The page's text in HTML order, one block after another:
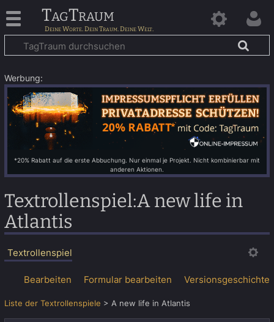
TagTraum
Werbung:
*20% Rabatt auf die erste Abbuchung. Nur einmal je Projekt. Nicht kombinierbar mit
anderen Aktionen.
Textrollenspiel:A new life in
Atlantis
Textrollenspiel
Bearbeiten Formular bearbeiten Versionsgeschichte
Liste der Textrollenspiele > A new life in Atlantis